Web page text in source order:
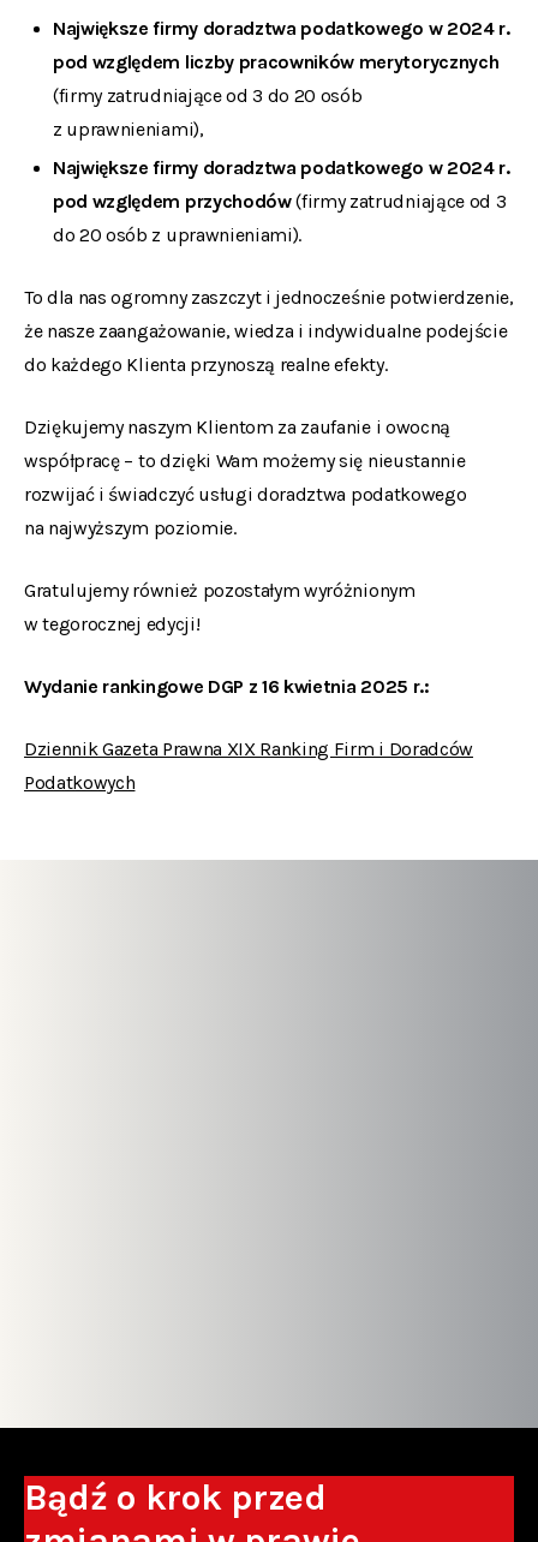
Największe firmy doradztwa podatkowego w 2024 r.
pod względem liczby pracowników merytorycznych
(firmy zatrudniające od 3 do 20 osób
z uprawnieniami),
Największe firmy doradztwa podatkowego w 2024 r.
pod względem przychodów(firmy zatrudniające od 3
do 20 osób z uprawnieniami).
To dla nas ogromny zaszczyt i jednocześnie potwierdzenie,
że nasze zaangażowanie, wiedza i indywidualne podejście
do każdego Klienta przynoszą realne efekty.
Dziękujemy naszym Klientom za zaufanie i owocną
współpracę – to dzięki Wam możemy się nieustannie
rozwijać i świadczyć usługi doradztwa podatkowego
na najwyższym poziomie.
Gratulujemy również pozostałym wyróżnionym
w tegorocznej edycji!
Wydanie rankingowe DGP z 16 kwietnia 2025 r.:
Dziennik Gazeta Prawna XIX Ranking Firm i Doradców
Podatkowych
Bądź o krok przed